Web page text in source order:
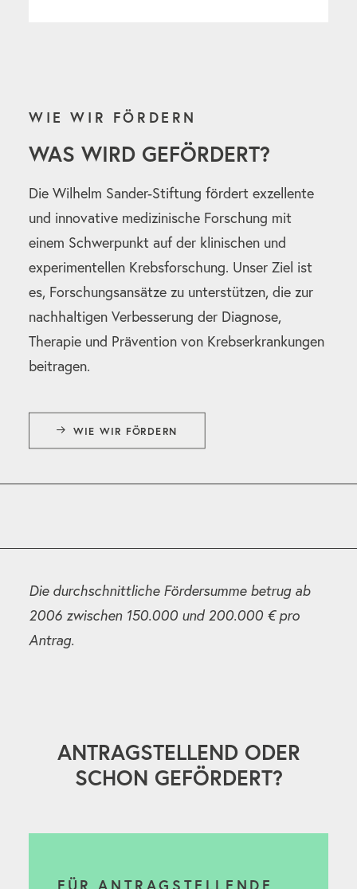
WIE WIR FÖRDERN
WAS WIRD GEFÖRDERT?
Die Wilhelm Sander-Stiftung fördert exzellente
und innovative medizinische Forschung mit
einem Schwerpunkt auf der klinischen und
experimentellen Krebsforschung. Unser Ziel ist
es, Forschungsansätze zu unterstützen, die zur
nachhaltigen Verbesserung der Diagnose,
Therapie und Prävention von Krebserkrankungen
beitragen.
WIE WIR FÖRDERN
Die durchschnittliche Fördersumme betrug ab
2006 zwischen 150.000 und 200.000 € pro
Antrag.
ANTRAGSTELLEND ODER
SCHON GEFÖRDERT?
FÜR ANTRAGSTELLENDE